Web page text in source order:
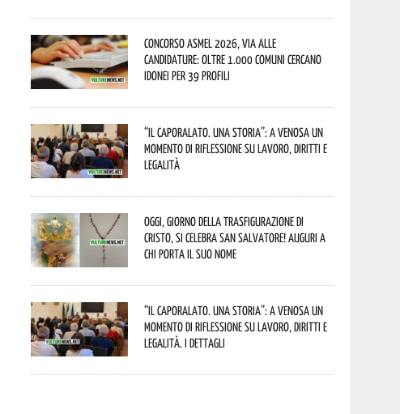
Concorso Asmel 2026, via alle
candidature: oltre 1.000 Comuni cercano
idonei per 39 profili
“Il caporalato. Una storia”: a Venosa un
momento di riflessione su lavoro, diritti e
legalità
Oggi, giorno della Trasfigurazione di
Cristo, si celebra San Salvatore! Auguri a
chi porta il suo nome
“Il caporalato. Una storia”: a Venosa un
momento di riflessione su lavoro, diritti e
legalità. I dettagli